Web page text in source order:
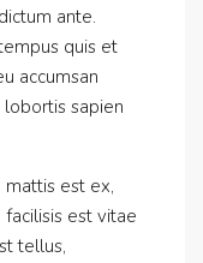
ante.
quis et
accumsan
sapien
mattis est ex,
facilisis est vitae
tellus,